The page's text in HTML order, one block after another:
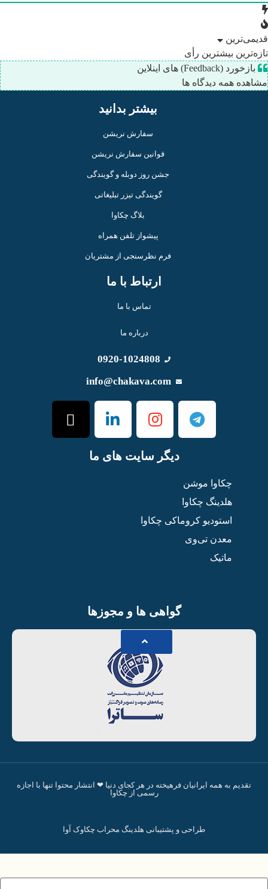
قدیمی‌ترین
تازه‌ترین بیشترین رأی
بازخورد (Feedback) های اینلاین
مشاهده همه دیدگاه ها
بیشتر بدانید
سفارش نریشن
قوانین سفارش نریشن
جشن روز دوبله و گویندگی
گویندگی تیزر تبلیغاتی
بلاگ چکاوا
پیشواز تلفن همراه
فرم نظرسنجی از مشتریان
ارتباط با ما
تماس با ما
درباره ما
0920-1024808
info@chakava.com
دیگر سایت های ما
چکاوا موشن
هلدینگ چکاوا
استودیو کروماکی چکاوا
معدن تی‌وی
ماتیک
گواهی ها و مجوزها
تقدیم به همه ایرانیان فرهیخته در هر کجای دنیا ❤ انتشار محتوا تنها با اجازه
رسمی از چکاوا
طراحی و پشتیبانی هلدینگ محراب چکاوک آوا